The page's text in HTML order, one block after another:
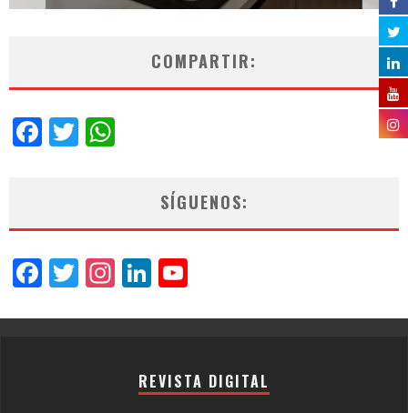
COMPARTIR:
Facebook
Twitter
SÍGUENOS:
Facebook
Twitter
Instagram
LinkedIn
REVISTA DIGITAL